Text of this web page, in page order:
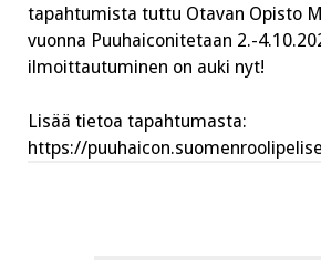
tapahtumista tuttu Otavan Opisto
vuonna Puuhaiconitetaan 2.-
ilmoittautuminen on auki nyt!
Lisää tietoa tapahtumasta:
https://